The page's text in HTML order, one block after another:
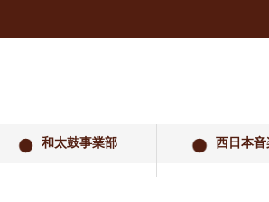
和太鼓事業部 西日本